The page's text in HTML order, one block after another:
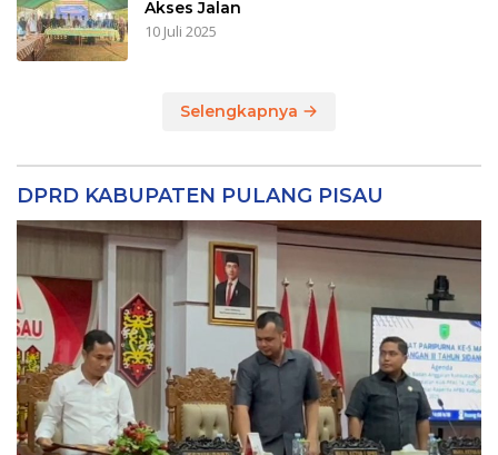
Akses Jalan
10 Juli 2025
Selengkapnya
DPRD KABUPATEN PULANG PISAU